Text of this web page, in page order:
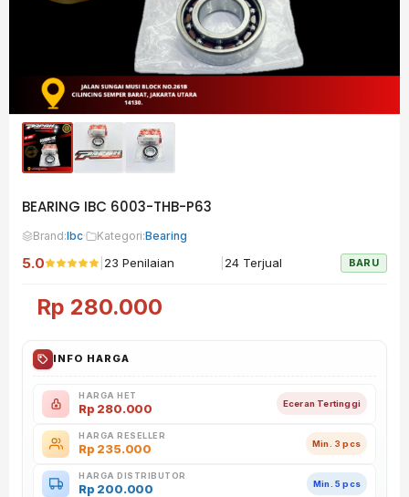
BEARING IBC 6003-THB-P63
Brand:Ibc· Kategori:Bearing
5.0 23 Penilaian 24 Terjual BARU
Rp 280.000
INFO HARGA
HARGA HET
Rp 280.000 Eceran Tertinggi
HARGA RESELLER
Rp 235.000 Min. 3 pcs
HARGA DISTRIBUTOR
Rp 200.000 Min. 5 pcs